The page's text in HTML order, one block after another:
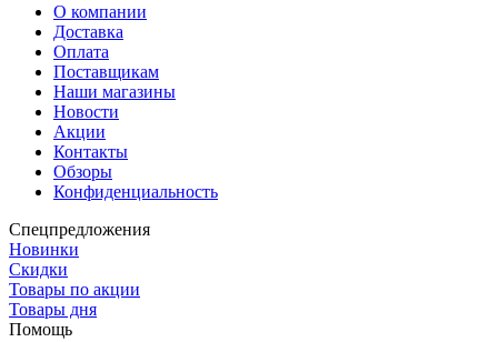
О компании
Доставка
Оплата
Поставщикам
Наши магазины
Новости
Акции
Контакты
Обзоры
Конфиденциальность
Спецпредложения
Новинки
Скидки
Товары по акции
Товары дня
Помощь